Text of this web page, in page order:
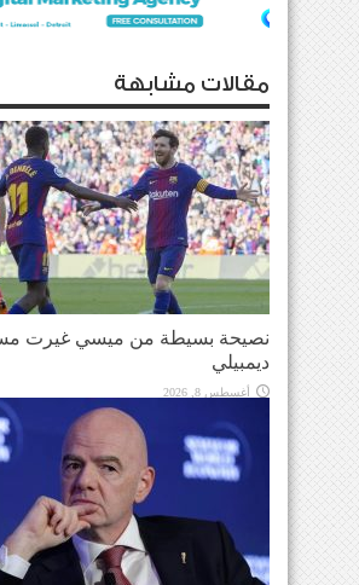
مقالات مشابهة
نصيحة بسيطة من ميسي غيرت
ديمبيلي
أغسطس 8, 2026